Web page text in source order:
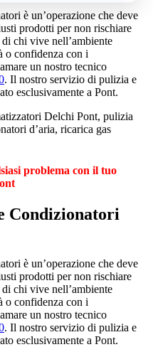
è un’operazione che deve
prodotti per non rischiare
chi vive nell’ambiente
o confidenza con i
un nostro tecnico
. Il nostro servizio di pulizia e
esclusivamente a Pont.
Delchi Pont, pulizia
d’aria, ricarica gas
problema con il tuo
Condizionatori
è un’operazione che deve
prodotti per non rischiare
chi vive nell’ambiente
o confidenza con i
un nostro tecnico
. Il nostro servizio di pulizia e
esclusivamente a Pont.